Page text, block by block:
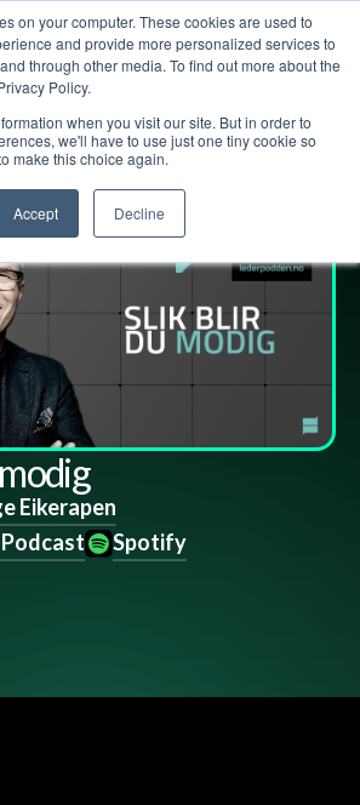
on your computer. These cookies are used to
and provide more personalized services to
through other media. To find out more about the
Policy.
when you visit our site. But in order to
we'll have to use just one tiny cookie so
make this choice again.
Accept Decline
des2022 153 Del
Eikerapen
Spotify